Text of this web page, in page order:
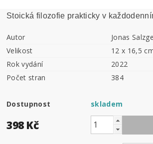
Stoická filozofie prakticky v
Autor
Jonas
Velikost
12 x 16,5
Rok vydání
2022
Počet stran
384
Dostupnost skladem
398 Kč